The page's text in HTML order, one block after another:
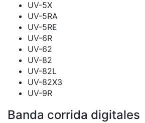
UV-5X
UV-5RA
UV-5RE
UV-6R
UV-62
UV-82
UV-82L
UV-82X3
UV-9R
Banda corrida digitales